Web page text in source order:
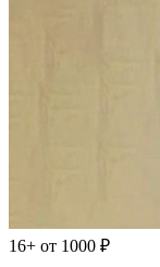
16+ от 1000 ₽